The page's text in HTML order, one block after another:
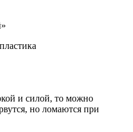
и силой, то можно
но ломаются при